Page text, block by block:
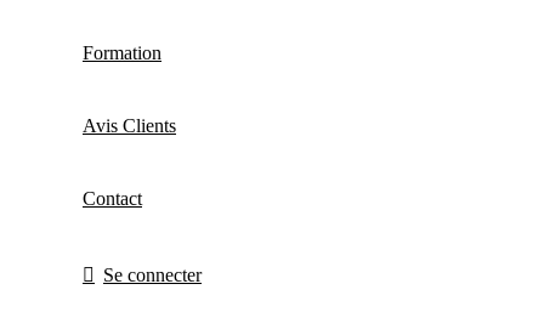
Formation
Avis Clients
Contact
Se connecter